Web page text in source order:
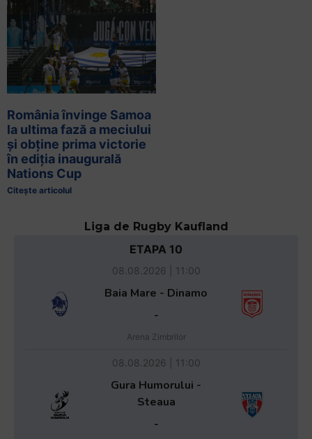
România învinge Samoa
la ultima fază a meciului
și obține prima victorie
în ediția inaugurală
Nations Cup
Citește articolul
Liga de Rugby Kaufland
ETAPA 10
08.08.2026 | 11:00
Baia Mare - Dinamo
-
Arena Zimbrilor
08.08.2026 | 11:00
Gura Humorului -
Steaua
-